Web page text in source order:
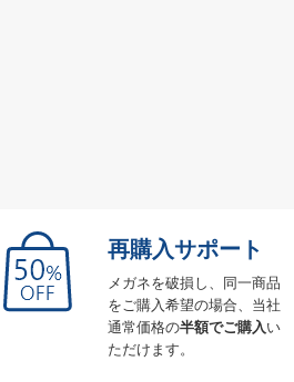
再購入サポート
メガネを破損し、同一商品
をご購入希望の場合、当社
通常価格の半額でご購入 い
ただけます。